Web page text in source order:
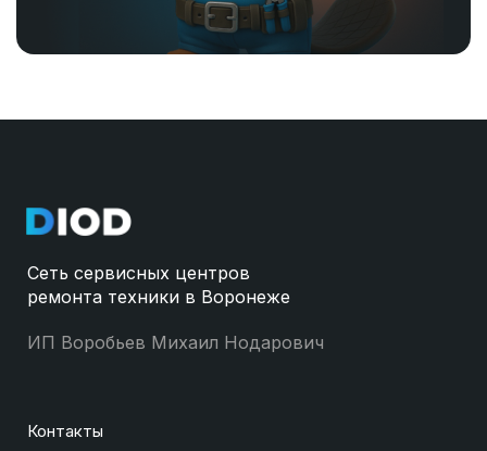
Сеть сервисных центров
ремонта техники в Воронеже
ИП Воробьев Михаил Нодарович
Контакты